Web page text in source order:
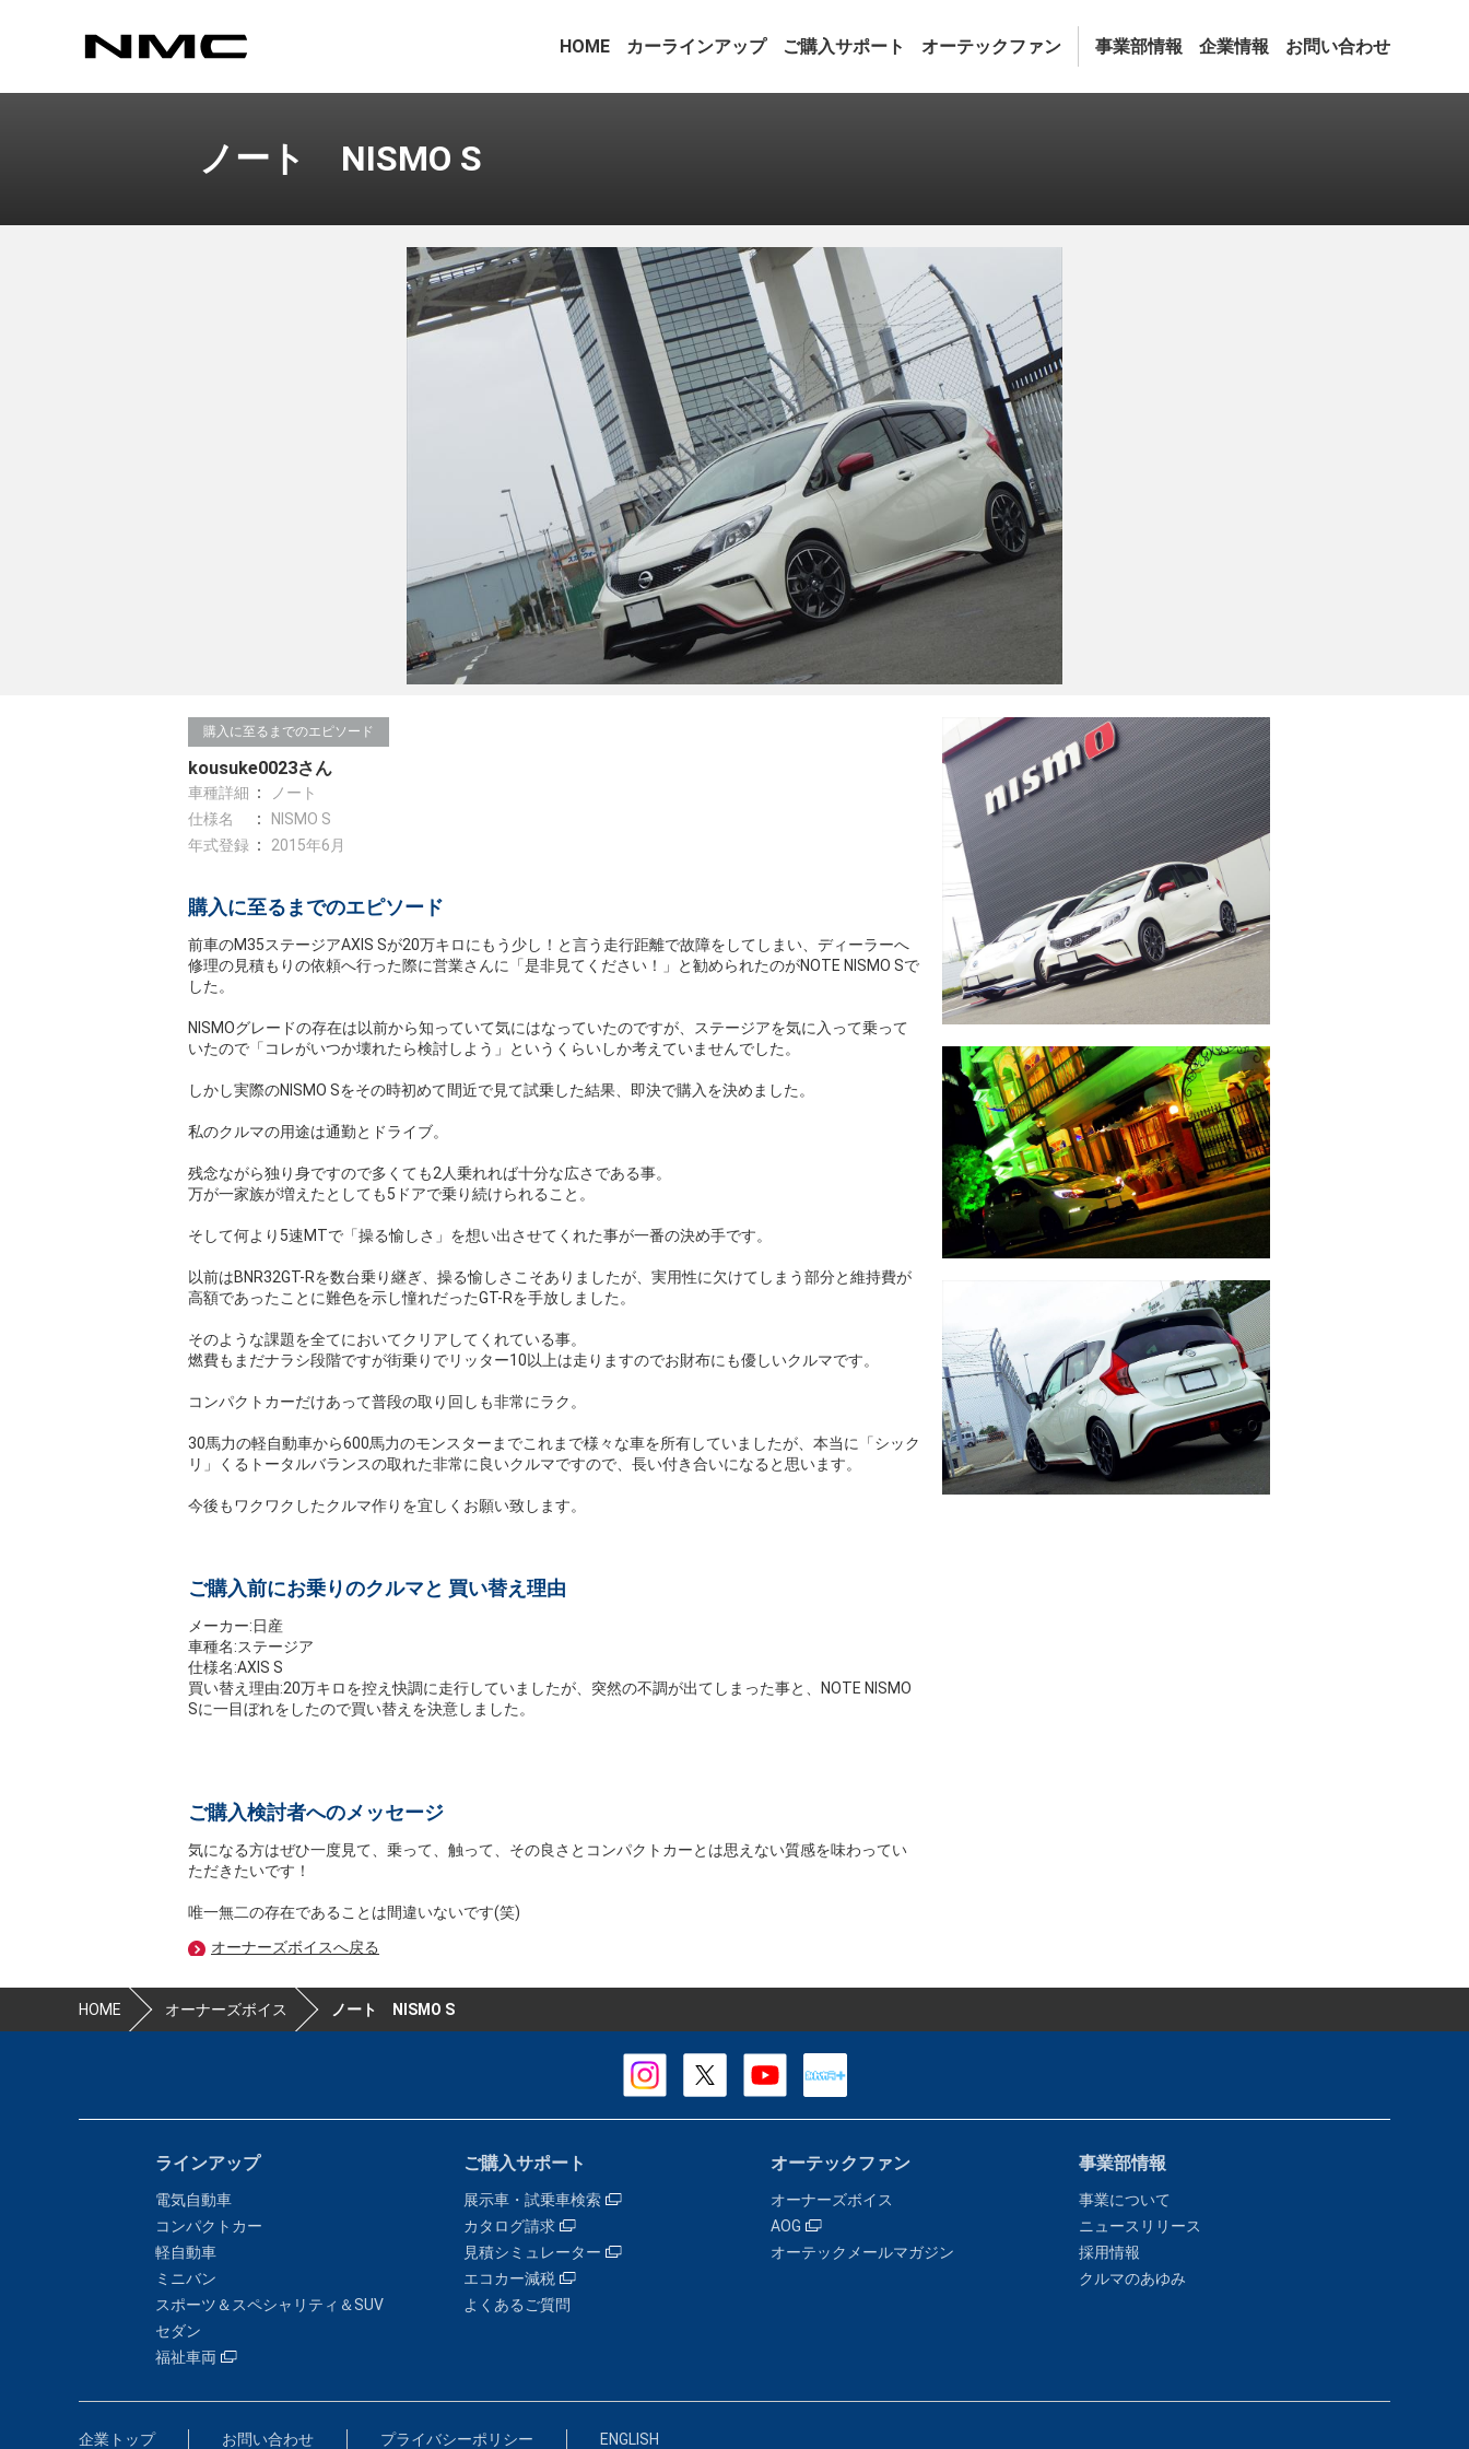
HOME カーラインアップ ご購入サポート オーテックファン 事業部情報 企業情報 お問い合わせ
ノート NISMO S
購入に至るまでのエピソード
kousuke0023さん
車種詳細
ノート
仕様名
NISMO S
年式登録
2015年6月
購入に至るまでのエピソード
前車のM35ステージアAXIS Sが20万キロにもう少し！と言う走行距離で故障をしてしまい、ディーラーへ
修理の見積もりの依頼へ行った際に営業さんに「是非見てください！」と勧められたのがNOTE NISMO Sで
した。
NISMOグレードの存在は以前から知っていて気にはなっていたのですが、ステージアを気に入って乗って
いたので「コレがいつか壊れたら検討しよう」というくらいしか考えていませんでした。
しかし実際のNISMO Sをその時初めて間近で見て試乗した結果、即決で購入を決めました。
私のクルマの用途は通勤とドライブ。
残念ながら独り身ですので多くても2人乗れれば十分な広さである事。
万が一家族が増えたとしても5ドアで乗り続けられること。
そして何より5速MTで「操る愉しさ」を想い出させてくれた事が一番の決め手です。
以前はBNR32GT-Rを数台乗り継ぎ、操る愉しさこそありましたが、実用性に欠けてしまう部分と維持費が
高額であったことに難色を示し憧れだったGT-Rを手放しました。
そのような課題を全てにおいてクリアしてくれている事。
燃費もまだナラシ段階ですが街乗りでリッター10以上は走りますのでお財布にも優しいクルマです。
コンパクトカーだけあって普段の取り回しも非常にラク。
30馬力の軽自動車から600馬力のモンスターまでこれまで様々な車を所有していましたが、本当に「シック
リ」くるトータルバランスの取れた非常に良いクルマですので、長い付き合いになると思います。
今後もワクワクしたクルマ作りを宜しくお願い致します。
ご購入前にお乗りのクルマと 買い替え理由
メーカー:日産
車種名:ステージア
仕様名:AXIS S
買い替え理由:20万キロを控え快調に走行していましたが、突然の不調が出てしまった事と、NOTE NISMO
Sに一目ぼれをしたので買い替えを決意しました。
ご購入検討者へのメッセージ
気になる方はぜひ一度見て、乗って、触って、その良さとコンパクトカーとは思えない質感を味わってい
ただきたいです！
唯一無二の存在であることは間違いないです(笑)
オーナーズボイスへ戻る
HOME オーナーズボイス ノート NISMO S
ラインアップ
電気自動車
コンパクトカー
軽自動車
ミニバン
スポーツ＆スペシャリティ＆SUV
セダン
福祉車両
ご購入サポート
展示車・試乗車検索
カタログ請求
見積シミュレーター
エコカー減税
よくあるご質問
オーテックファン
オーナーズボイス
AOG
オーテックメールマガジン
事業部情報
事業について
ニュースリリース
採用情報
クルマのあゆみ
企業トップ お問い合わせ プライバシーポリシー ENGLISH